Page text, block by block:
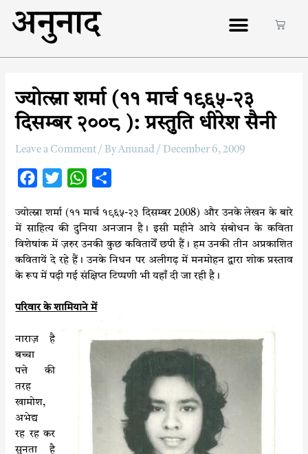
अनुनाद
ज्योत्स्ना शर्मा (११ मार्च १९६५-२३
दिसम्बर २००८ ): प्रस्तुति धीरेश सैनी
Leave a Comment / ByAnunad/ December 6, 2009
c
e
b
o
k
t
e
W
a
s
A
p
a
e
ज्योत्स्ना शर्मा (११ मार्च १९६५-२३ दिसम्बर 2008) और उनके लेखन के बारे
में साहित्य की दुनिया अनजान है। इसी महीने आये संबोधन के कविता
विशेषांक में ज़रुर उनकी कुछ कवितायेँ छपी हैं। हम उनकी तीन अप्रकाशित
कवितायें दे रहे हैं। उनके निधन पर अलीगढ़ में मनमोहन द्वारा शोक प्रस्ताव
के रूप में पढ़ी गई संक्षिप्त टिप्पणी भी यहाँ दी जा रही है।
परिवार के शामियाने में
नाराज़ है
बच्चा
पत्ते की
तरह
खामोश,
अभेद्य
रह रह कर
सुनता है